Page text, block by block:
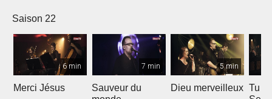
Saison 22
6 min
Merci Jésus
7 min
Sauveur du
5 min
Dieu merveilleux Tu